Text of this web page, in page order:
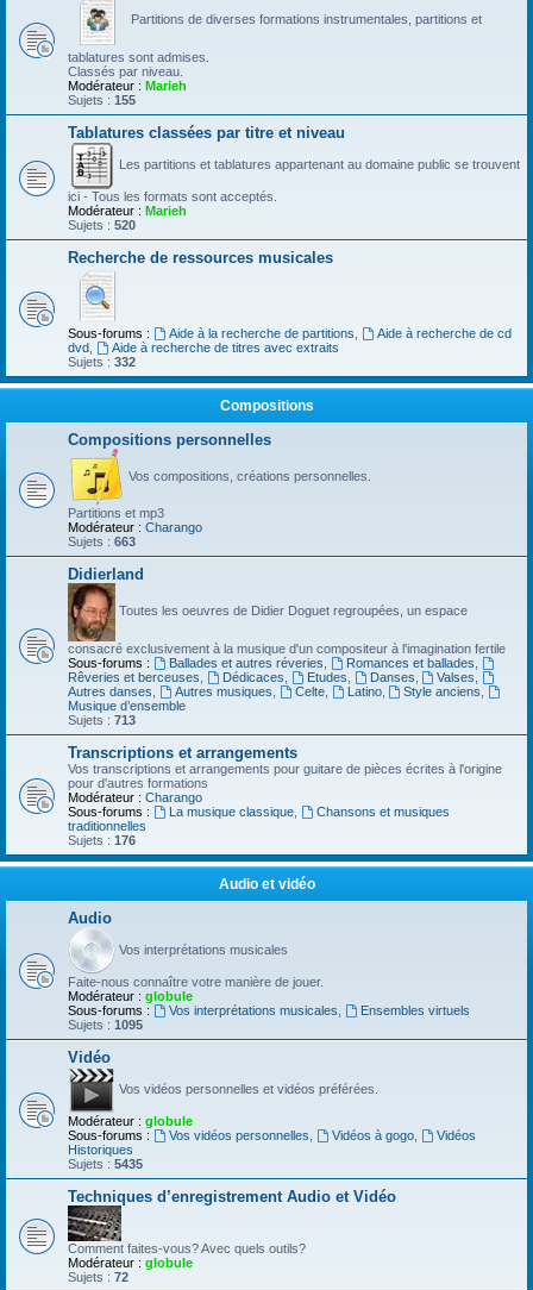
Partitions de diverses formations instrumentales, partitions et
tablatures sont admises.
Classés par niveau.
Modérateur : Marieh
Sujets : 155
Tablatures classées par titre et niveau
Les partitions et tablatures appartenant au domaine public se trouvent
ici - Tous les formats sont acceptés.
Modérateur : Marieh
Sujets : 520
Recherche de ressources musicales
Sous-forums : Aide à la recherche de partitions
Aide à recherche de cd
dvd
Aide à recherche de titres avec extraits
Sujets : 332
Compositions
Compositions personnelles
Vos compositions, créations personnelles.
Partitions et mp3
Modérateur : Charango
Sujets : 663
Didierland
Toutes les oeuvres de Didier Doguet regroupées, un espace
consacré exclusivement à la musique d'un compositeur à l'imagination fertile
Sous-forums :
Ballades et autres réveries Romances et ballades
Rêveries et berceuses
Dédicaces Etudes Danses Valses
Autres danses
Autres musiques Celte, Latino, Style anciens
Musique d’ensemble
Sujets : 713
Transcriptions et arrangements
Vos transcriptions et arrangements pour guitare de pièces écrites à l'origine
pour d'autres formations
Modérateur : Charango
Sous-forums :
La musique classique,
Chansons et musiques
traditionnelles
Sujets : 176
Audio et vidéo
Audio
Vos interprétations musicales
Faite-nous connaître votre manière de jouer.
Modérateur : globule
Sous-forums :
Vos interprétations musicales
Ensembles virtuels
Sujets : 1095
Vidéo
Vos vidéos personnelles et vidéos préférées.
Modérateur : globule
Sous-forums :
Vos vidéos personnelles Vidéos à gogo,
Vidéos
Historiques
Sujets : 5435
Techniques d’enregistrement Audio et Vidéo
Comment faites-vous? Avec quels outils?
Modérateur : globule
Sujets : 72